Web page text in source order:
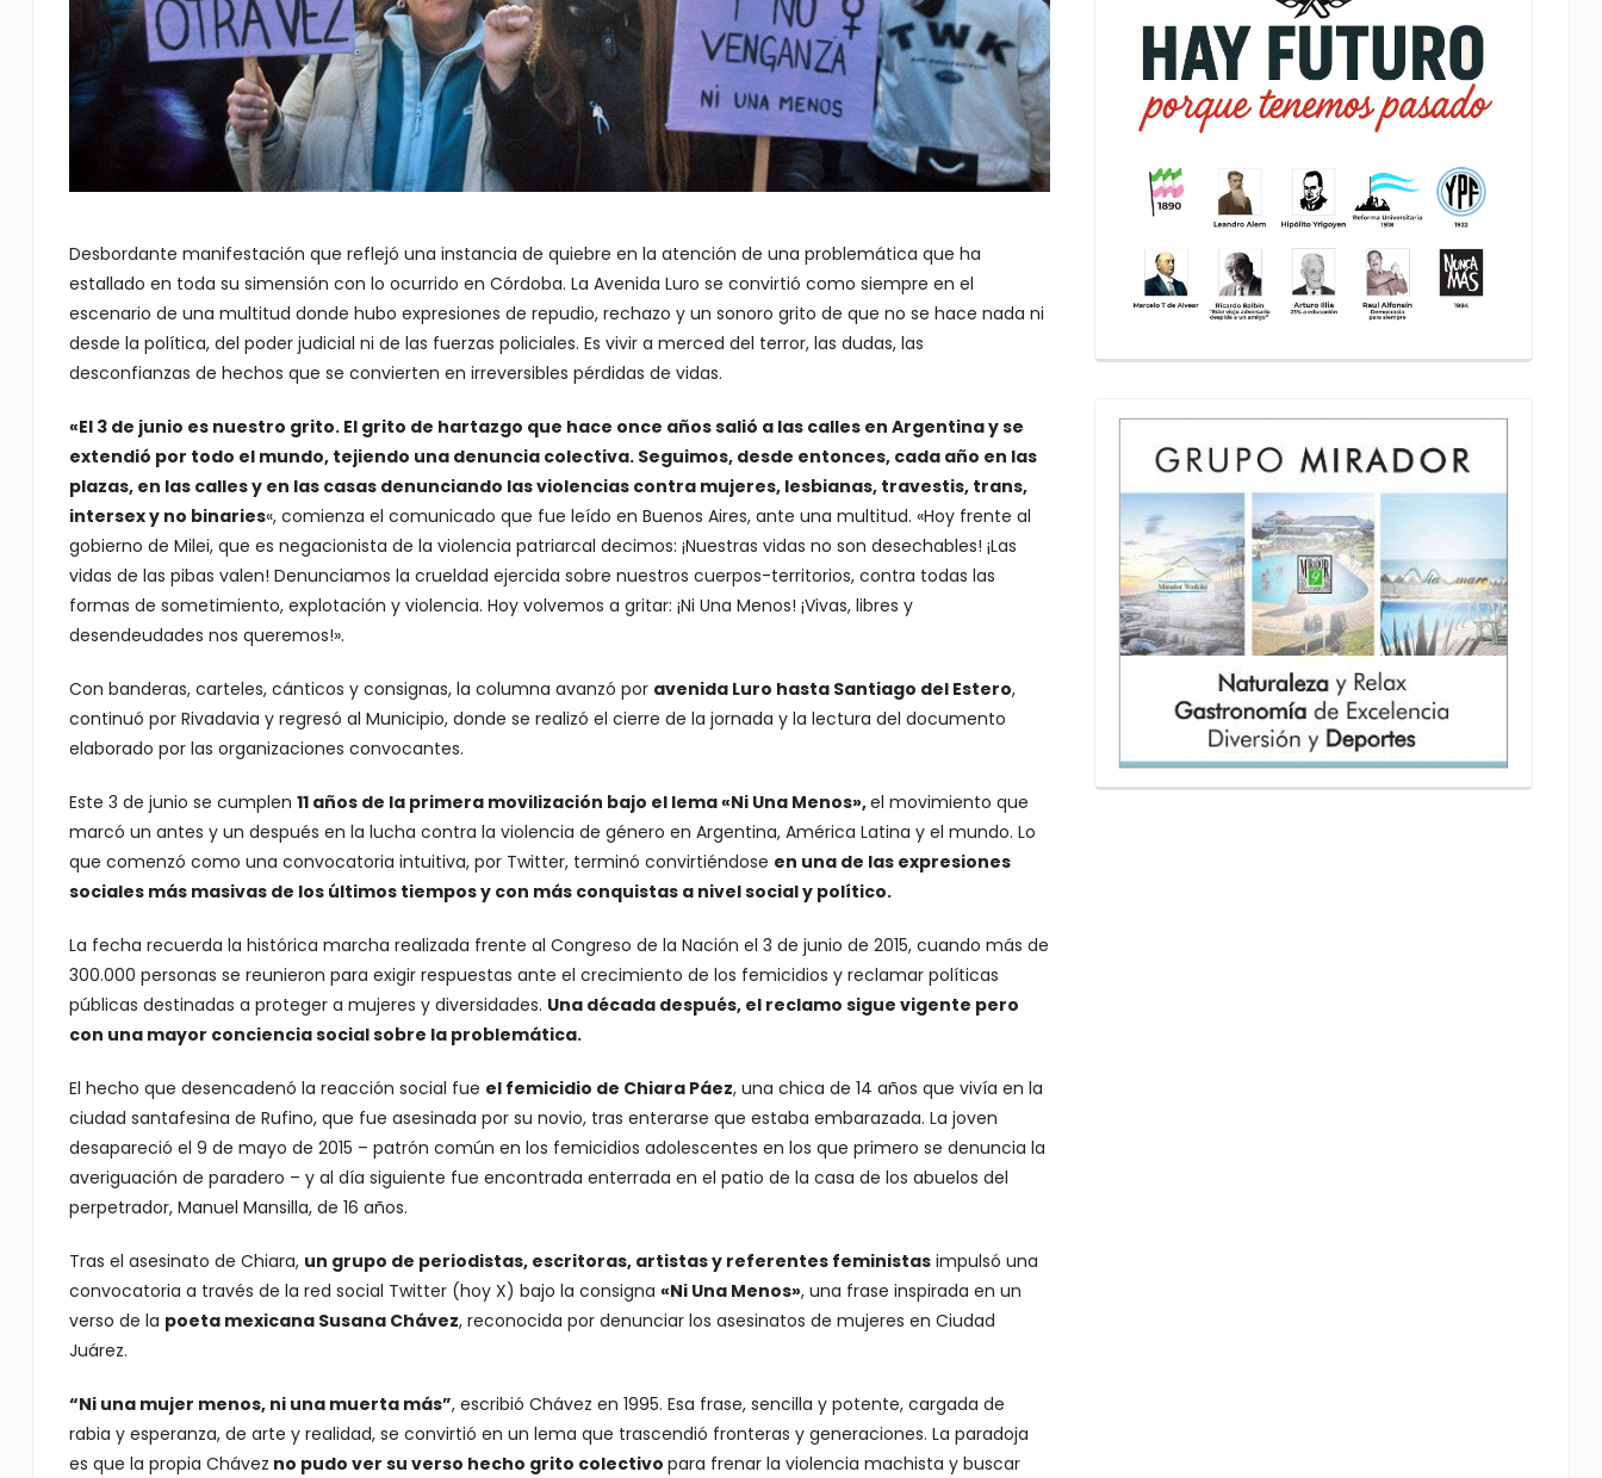
Desbordante manifestación que reflejó una instancia de quiebre en la atención de una problemática que ha
estallado en toda su simensión con lo ocurrido en Córdoba. La Avenida Luro se convirtió como siempre en el
escenario de una multitud donde hubo expresiones de repudio, rechazo y un sonoro grito de que no se hace nada ni
desde la política, del poder judicial ni de las fuerzas policiales. Es vivir a merced del terror, las dudas, las
desconfianzas de hechos que se convierten en irreversibles pérdidas de vidas.
«El 3 de junio es nuestro grito. El grito de hartazgo que hace once años salió a las calles en Argentina y se
extendió por todo el mundo, tejiendo una denuncia colectiva. Seguimos, desde entonces, cada año en las
plazas, en las calles y en las casas denunciando las violencias contra mujeres, lesbianas, travestis, trans,
intersex y no binaries«, comienza el comunicado que fue leído en Buenos Aires, ante una multitud. «Hoy frente al
gobierno de Milei, que es negacionista de la violencia patriarcal decimos: ¡Nuestras vidas no son desechables! ¡Las
vidas de las pibas valen! Denunciamos la crueldad ejercida sobre nuestros cuerpos-territorios, contra todas las
formas de sometimiento, explotación y violencia. Hoy volvemos a gritar: ¡Ni Una Menos! ¡Vivas, libres y
desendeudades nos queremos!».
Con banderas, carteles, cánticos y consignas, la columna avanzó por avenida Luro hasta Santiago del Estero,
continuó por Rivadavia y regresó al Municipio, donde se realizó el cierre de la jornada y la lectura del documento
elaborado por las organizaciones convocantes.
Este 3 de junio se cumplen 11 años de la primera movilización bajo el lema «Ni Una Menos»,el movimiento que
marcó un antes y un después en la lucha contra la violencia de género en Argentina, América Latina y el mundo. Lo
que comenzó como una convocatoria intuitiva, por Twitter, terminó convirtiéndose en una de las expresiones
sociales más masivas de los últimos tiempos y con más conquistas a nivel social y político.
La fecha recuerda la histórica marcha realizada frente al Congreso de la Nación el 3 de junio de 2015, cuando más de
300.000 personas se reunieron para exigir respuestas ante el crecimiento de los femicidios y reclamar políticas
públicas destinadas a proteger a mujeres y diversidades. Una década después, el reclamo sigue vigente pero
con una mayor conciencia social sobre la problemática.
El hecho que desencadenó la reacción social fue el femicidio de Chiara Páez, una chica de 14 años que vivía en la
ciudad santafesina de Rufino, que fue asesinada por su novio, tras enterarse que estaba embarazada. La joven
desapareció el 9 de mayo de 2015 – patrón común en los femicidios adolescentes en los que primero se denuncia la
averiguación de paradero – y al día siguiente fue encontrada enterrada en el patio de la casa de los abuelos del
perpetrador, Manuel Mansilla, de 16 años.
Tras el asesinato de Chiara, un grupo de periodistas, escritoras, artistas y referentes feministasimpulsó una
convocatoria a través de la red social Twitter (hoy X) bajo la consigna «Ni Una Menos», una frase inspirada en un
verso de la poeta mexicana Susana Chávez, reconocida por denunciar los asesinatos de mujeres en Ciudad
Juárez.
“Ni una mujer menos, ni una muerta más”, escribió Chávez en 1995. Esa frase, sencilla y potente, cargada de
rabia y esperanza, de arte y realidad, se convirtió en un lema que trascendió fronteras y generaciones. La paradoja
es que la propia Chávez no pudo ver su verso hecho grito colectivo para frenar la violencia machista y buscar